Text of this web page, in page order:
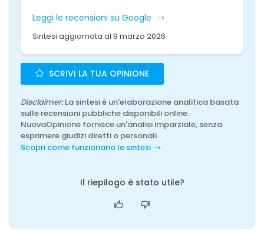
Leggi le recensioni su Google
Sintesi aggiornata al 9 marzo 2026
SCRIVI LA TUA OPINIONE
Disclaimer:La sintesi è un'elaborazione analitica basata
sulle recensioni pubbliche disponibili online.
NuovaOpinione fornisce un'analisi imparziale, senza
esprimere giudizi diretti o personali.
Scopri come funzionano le sintesi
Il riepilogo è stato utile?